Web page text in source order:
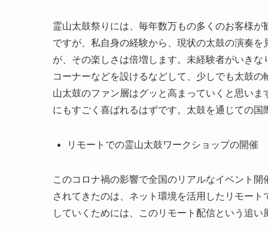
霊山太鼓祭りには、毎年数万もの多くのお客様
ですが、私自身の経験から、現状の太鼓の演奏
が、その楽しさは倍増します。未経験者がいき
コーナーなどを設けるなどして、少しでも太鼓
山太鼓のファン層はグッと高まっていくと思い
にもすごく喜ばれるはずです。太鼓を通じての
リモートでの霊山太鼓ワークショップの開催
このコロナ禍の影響で全国のリアルなイベント
されてきたのは、ネット環境を活用したリモー
していくためには、このリモート配信という追